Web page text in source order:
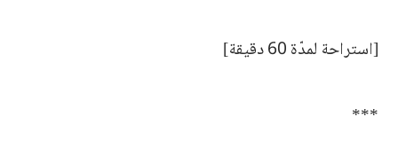
[استراحة لمدّة 60 دقيقة]
***